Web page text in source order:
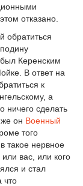
отказано.
обратиться
Керенским
В ответ на
к
а
ничего сделать
он Военный
того
такое нервное
вас, или кого
и стал
что